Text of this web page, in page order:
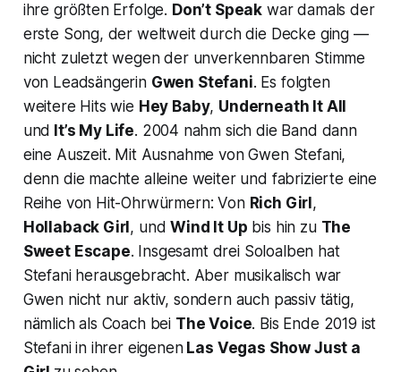
ihre größten Erfolge. Don’t Speak war damals der
erste Song, der weltweit durch die Decke ging —
nicht zuletzt wegen der unverkennbaren Stimme
von Leadsängerin Gwen Stefani. Es folgten
weitere Hits wie Hey Baby, Underneath It All
und It’s My Life. 2004 nahm sich die Band dann
eine Auszeit. Mit Ausnahme von Gwen Stefani,
denn die machte alleine weiter und fabrizierte eine
Reihe von Hit-Ohrwürmern: Von Rich Girl ,
Hollaback Girl , undWind It Up bis hin zu The
Sweet Escape. Insgesamt drei Soloalben hat
Stefani herausgebracht. Aber musikalisch war
Gwen nicht nur aktiv, sondern auch passiv tätig,
nämlich als Coach bei The Voice. Bis Ende 2019 ist
Stefani in ihrer eigenenLas Vegas Show Just a